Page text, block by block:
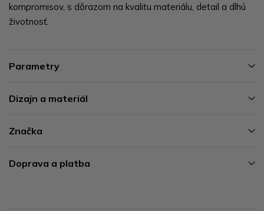
kompromisov, s dôrazom na kvalitu materiálu, detail a dlhú
životnosť.
Parametry
Dizajn a materiál
Značka
Doprava a platba